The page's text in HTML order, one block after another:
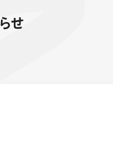
エナージェル
シャープペン
消し具
らせ